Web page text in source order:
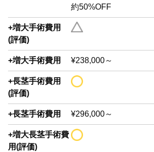
約50%OFF
+増大手術費用
(評価)
+増大手術費用 ¥238,000～
+長茎手術費用
(評価)
+長茎手術費用 ¥296,000～
+増大長茎手術費
用(評価)